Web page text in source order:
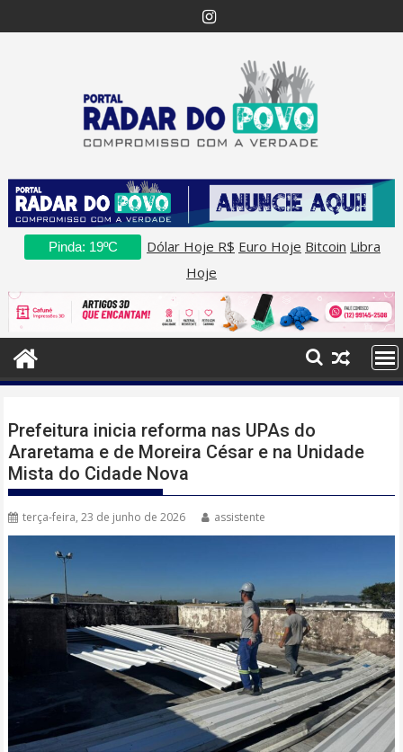
to
Pinda: 19ºC Dólar Hoje R$ Euro Hoje Bitcoin Libra
Hoje
Prefeitura inicia reforma nas UPAs do
Araretama e de Moreira César e na Unidade
Mista do Cidade Nova
terça-feira, 23 de junho de 2026 assistente